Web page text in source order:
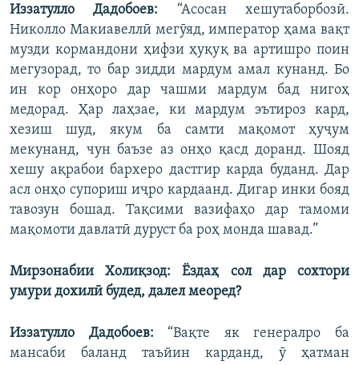
Иззатулло Дадобоев: “Асосан хешутаборбозӣ.
Николло Макиавеллӣ мегӯяд, император ҳама вақт
музди кормандони ҳифзи ҳуқуқ ва артишро поин
мегузорад, то бар зидди мардум амал кунанд. Бо
ин кор онҳоро дар чашми мардум бад нигоҳ
медорад. Ҳар лаҳзае, ки мардум эътироз кард,
хезиш шуд, якум ба самти мақомот ҳуҷум
мекунанд, чун баъзе аз онҳо қасд доранд. Шояд
хешу ақрабои бархеро дастгир карда буданд. Дар
асл онҳо супориш иҷро кардаанд. Дигар инки бояд
тавозун бошад. Тақсими вазифаҳо дар тамоми
мақомоти давлатӣ дуруст ба роҳ монда шавад.”
Мирзонабии Холиқзод: Ёздаҳ сол дар сохтори
умури дохилӣ будед, далел меоред?
Иззатулло Дадобоев: “Вақте як генералро ба
мансаби баланд таъйин карданд, ӯ ҳатман